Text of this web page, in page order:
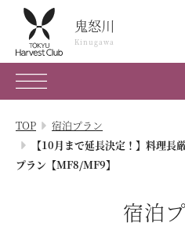
鬼怒川
Kinugawa
鬼怒川
Kinugawa
0288-76-0109
栃木県日光市鬼怒川温泉大原14-10
会員権のご案内
TOP
宿泊プラン
【10月まで延長決定！】料理長
プラン【MF8/MF9】
宿泊